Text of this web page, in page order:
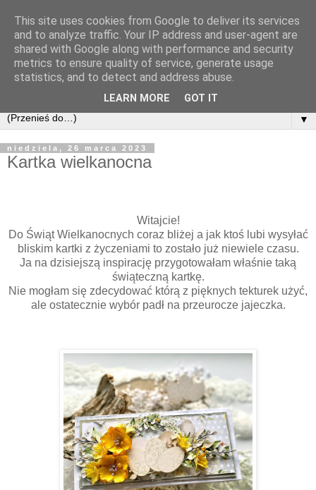
▼
niedziela, 26 marca 2023
Kartka wielkanocna
Witajcie!
Do Świąt Wielkanocnych coraz bliżej a jak ktoś lubi wysyłać
bliskim kartki z życzeniami to zostało już niewiele czasu.
Ja na dzisiejszą inspirację przygotowałam właśnie taką
świąteczną kartkę.
Nie mogłam się zdecydować którą z pięknych tekturek użyć,
ale ostatecznie wybór padł na przeurocze jajeczka.
This site uses cookies from Google to deliver its services
and to analyze traffic. Your IP address and user-agent are
shared with Google along with performance and security
metrics to ensure quality of service, generate usage
statistics, and to detect and address abuse.
LEARN MORE GOT IT